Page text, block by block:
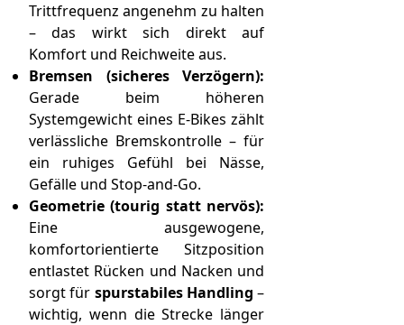
Trittfrequenz angenehm zu halten
– das wirkt sich direkt auf
Komfort und Reichweite aus.
Bremsen (sicheres Verzögern):
Gerade beim höheren
Systemgewicht eines E‑Bikes zählt
verlässliche Bremskontrolle – für
ein ruhiges Gefühl bei Nässe,
Gefälle und Stop-and-Go.
Geometrie (tourig statt nervös):
Eine ausgewogene,
komfortorientierte Sitzposition
entlastet Rücken und Nacken und
sorgt für spurstabiles Handling –
wichtig, wenn die Strecke länger